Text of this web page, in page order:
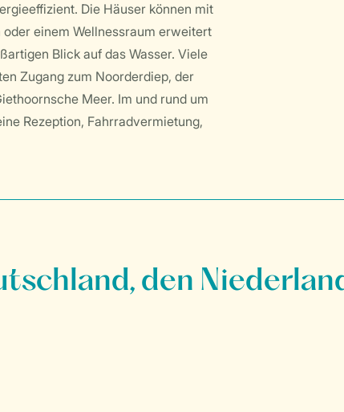
Die Häuser können mit
einem Wellnessraum erweitert
Blick auf das Wasser. Viele
Zugang zum Noorderdiep, der
Meer. Im und rund um
Rezeption, Fahrradvermietung,
den